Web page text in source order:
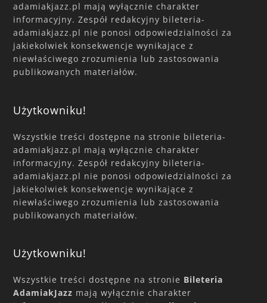
adamiakjazz.pl mają wyłącznie charakter
informacyjny. Zespół redakcyjny bileteria-
adamiakjazz.pl nie ponosi odpowiedzialności za
jakiekolwiek konsekwencje wynikające z
niewłaściwego zrozumienia lub zastosowania
publikowanych materiałów.
Użytkowniku!
Wszystkie treści dostępne na stronie bileteria-
adamiakjazz.pl mają wyłącznie charakter
informacyjny. Zespół redakcyjny bileteria-
adamiakjazz.pl nie ponosi odpowiedzialności za
jakiekolwiek konsekwencje wynikające z
niewłaściwego zrozumienia lub zastosowania
publikowanych materiałów.
Użytkowniku!
Wszystkie treści dostępne na stronie Bileteria
AdamiakJazz mają wyłącznie charakter